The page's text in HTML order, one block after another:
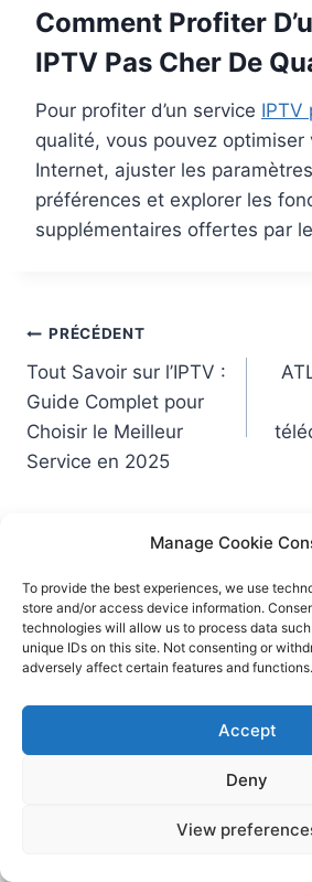
Manage Cookie
To provide the best experiences, we use
store and/or access device information.
technologies will allow us to process data
unique IDs on this site. Not consenting or
adversely affect certain features and functions.
Accept
Deny
View
Comment Profiter
IPTV Pas Cher De
Pour profiter d’un service IPTV
qualité, vous pouvez optimiser
Internet, ajuster les
préférences et explorer les
supplémentaires offertes par
PRÉCÉDENT
Tout Savoir sur l’IPTV :
Guide Complet pour
Choisir le Meilleur
Service en 2025
Publications